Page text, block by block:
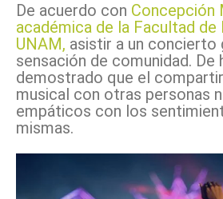
De acuerdo con Concepción
académica de la Facultad
UNAM, asistir a un concierto
sensación de comunidad. De
demostrado que el
musical con otras personas
empáticos con los
mismas.